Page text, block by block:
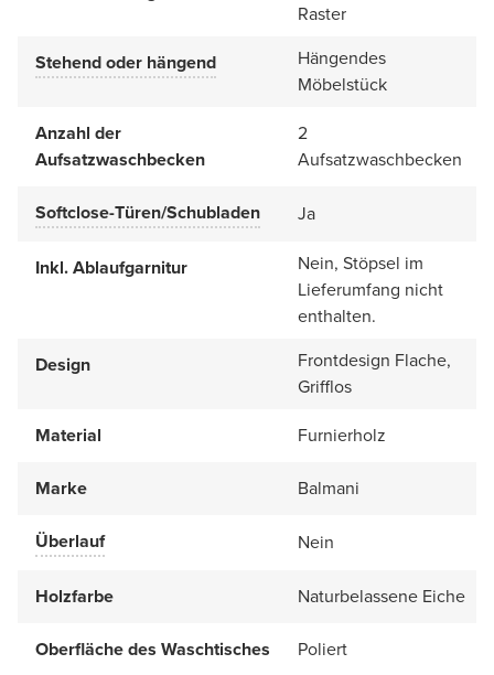
Raster
Stehend oder hängend
Hängendes
Möbelstück
Anzahl der
Aufsatzwaschbecken
2
Aufsatzwaschbecken
Softclose-Türen/Schubladen Ja
Inkl. Ablaufgarnitur
Nein, Stöpsel im
Lieferumfang nicht
enthalten.
Design
Frontdesign Flache,
Grifflos
Material
Furnierholz
Marke Balmani
Überlauf Nein
Holzfarbe Naturbelassene Eiche
Oberfläche des Waschtisches Poliert